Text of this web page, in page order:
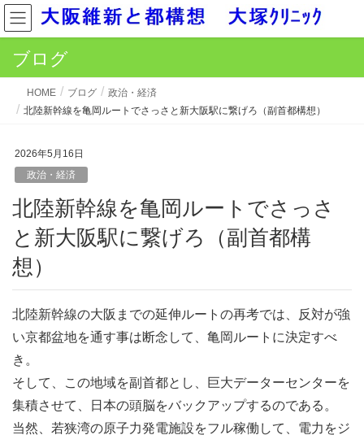
ブログ
HOME ブログ
政治・経済
北陸新幹線を亀岡ルートでさっさと新大阪駅に繋げろ（副首都構想）
2026年5月16日
政治・経済
北陸新幹線を亀岡ルートでさっさ
と新大阪駅に繋げろ（副首都構
想）
北陸新幹線の大阪までの延伸ルートの再考では、反対が強
い京都盆地を通す事は断念して、亀岡ルートに決定すべ
き。
そして、この地域を副首都とし、巨大データーセンターを
集積させて、日本の頭脳をバックアップするのである。
当然、若狭湾の原子力発電施設をフル稼働して、電力をジ